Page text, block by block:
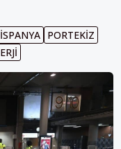
İSPANYA PORTEKIZ